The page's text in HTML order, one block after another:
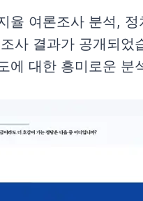
율 여론조사 분석,
사 결과가 공개되었
에 대한 흥미로운 분